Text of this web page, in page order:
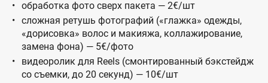
обработка фото сверх пакета — 2€/шт
сложная ретушь фотографий («глажка» одежды,
«дорисовка» волос и макияжа, коллажирование,
замена фона) — 5€/фото
видеоролик для Reels (смонтированный бэкстейдж
со съемки, до 20 секунд) — 10€/шт